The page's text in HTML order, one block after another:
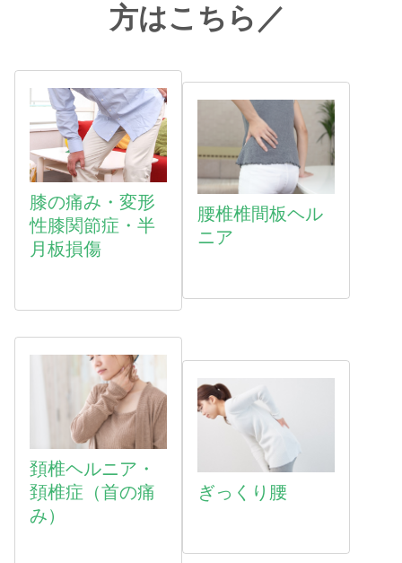
方はこちら ／
膝の痛み・変形
性膝関節症・半
月板損傷
腰椎椎間板ヘル
ニア
頚椎ヘルニア・
頚椎症（首の痛
み）
ぎっくり腰